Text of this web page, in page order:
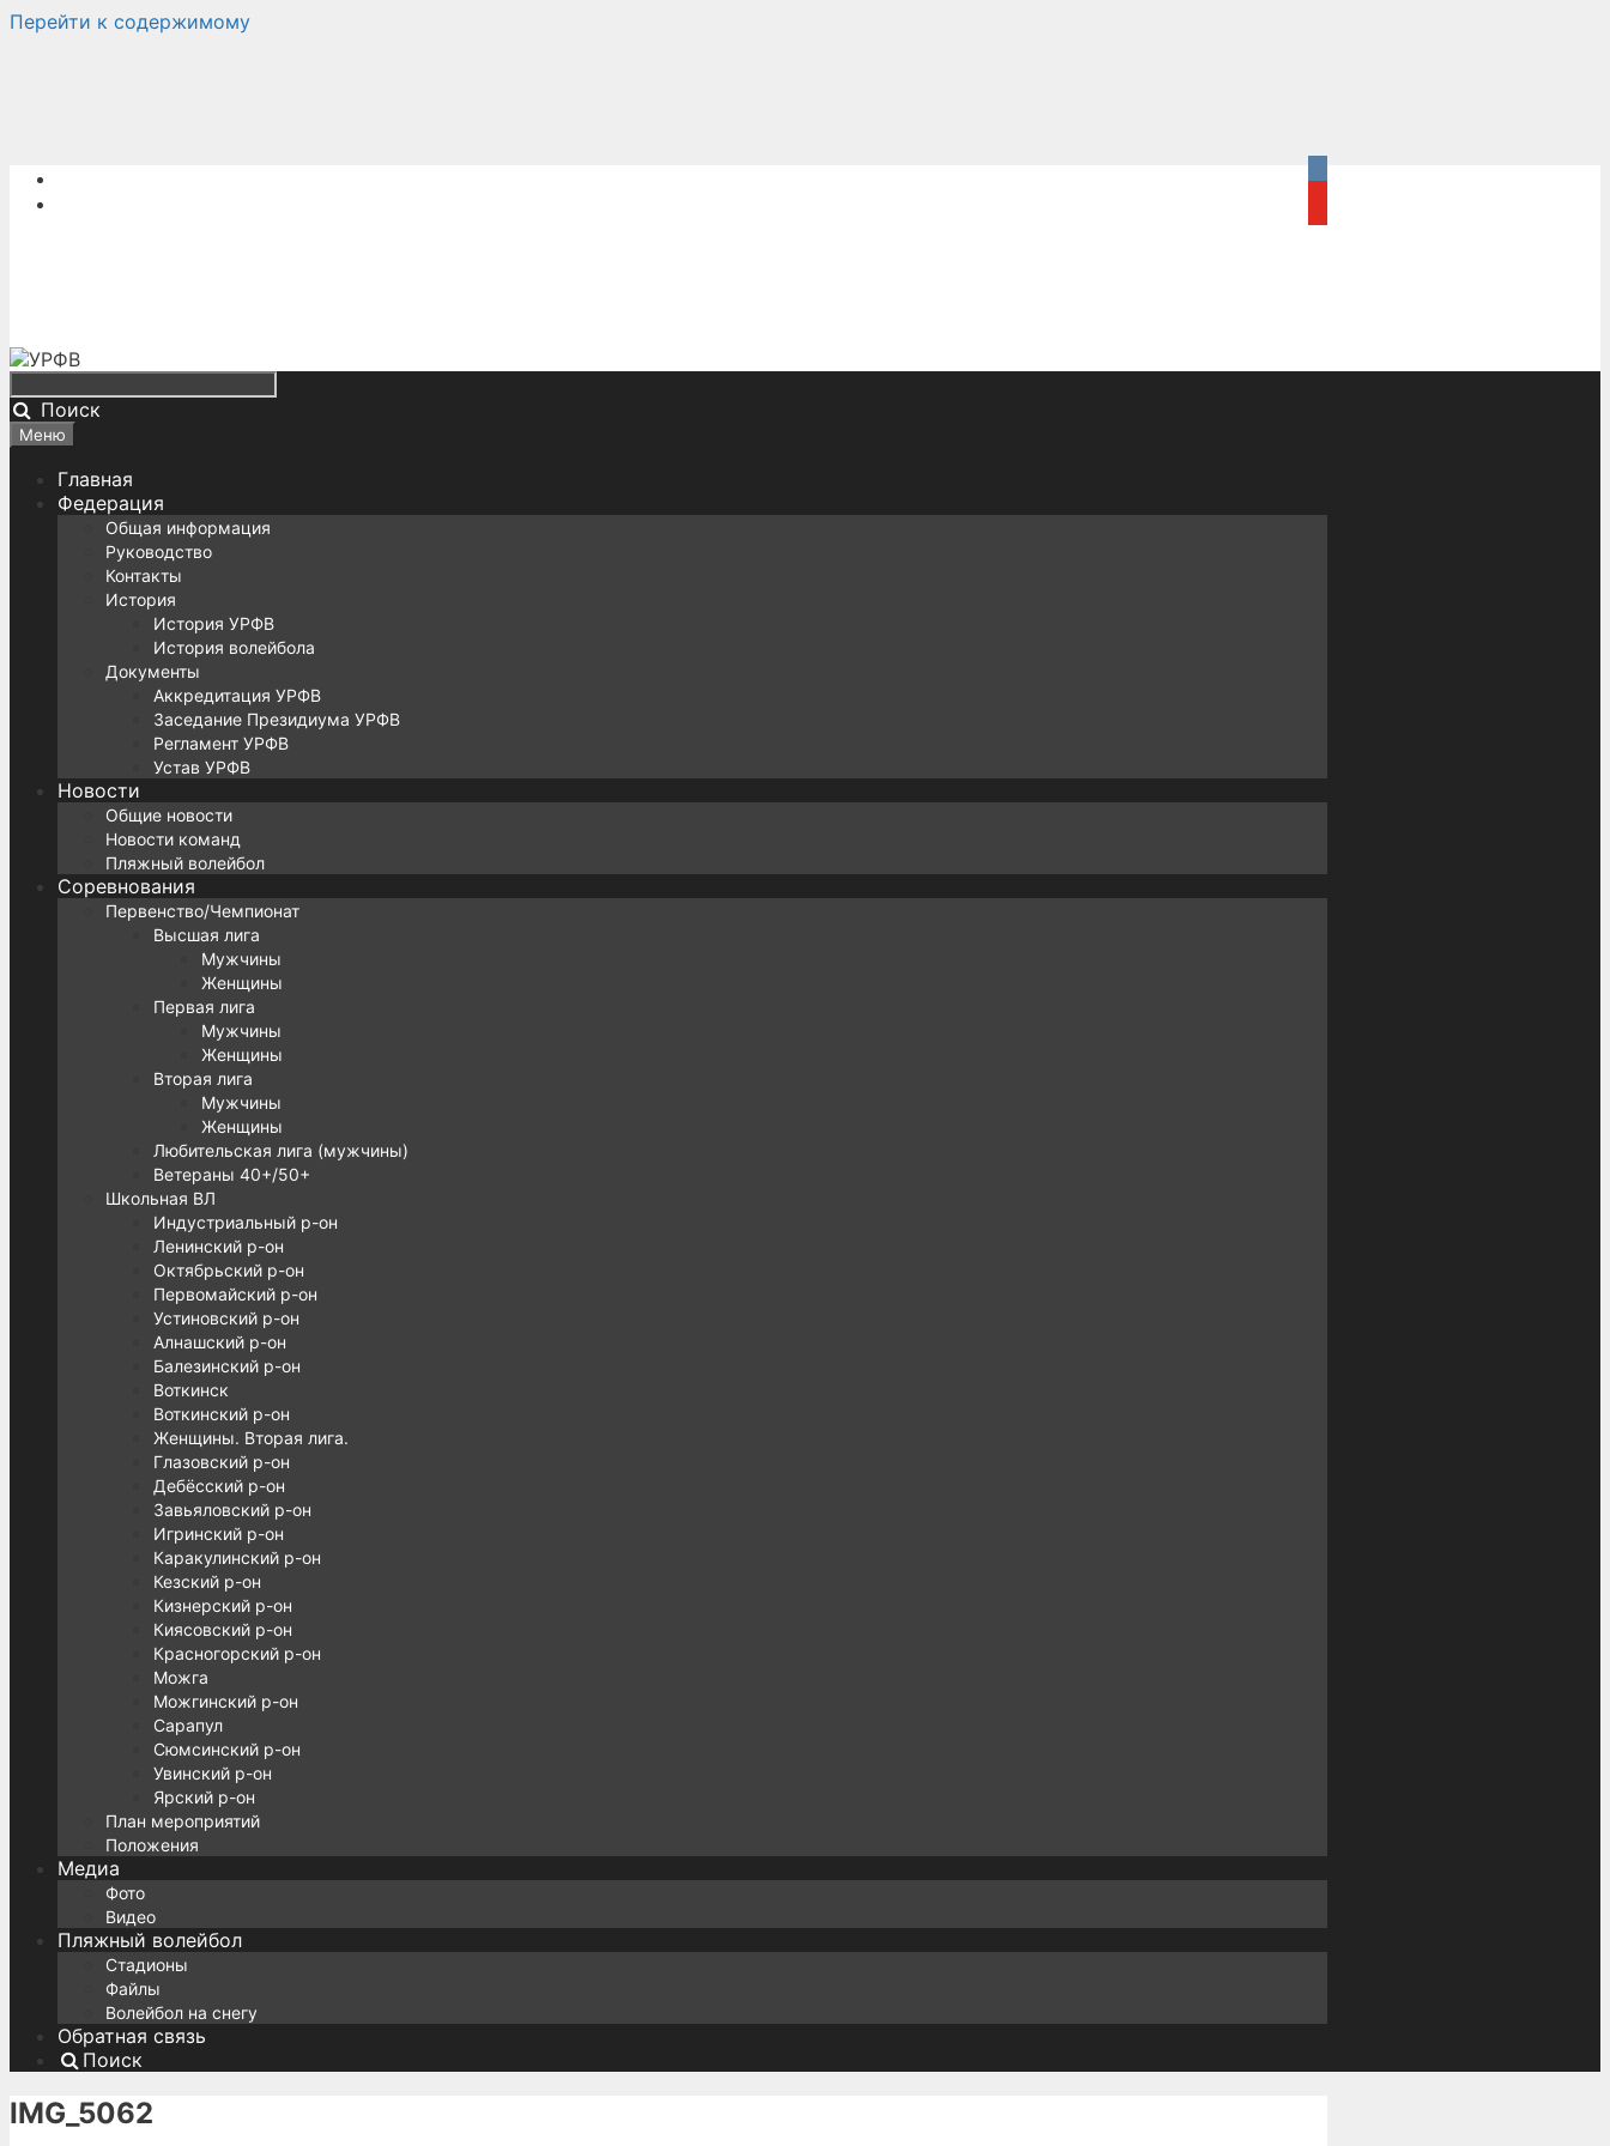
Перейти к содержимому
Поиск
Меню
Главная
Федерация
Общая информация
Руководство
Контакты
История
История УРФВ
История волейбола
Документы
Аккредитация УРФВ
Заседание Президиума УРФВ
Регламент УРФВ
Устав УРФВ
Новости
Общие новости
Новости команд
Пляжный волейбол
Соревнования
Первенство/Чемпионат
Высшая лига
Мужчины
Женщины
Первая лига
Мужчины
Женщины
Вторая лига
Мужчины
Женщины
Любительская лига (мужчины)
Ветераны 40+/50+
Школьная ВЛ
Индустриальный р-он
Ленинский р-он
Октябрьский р-он
Первомайский р-он
Устиновский р-он
Алнашский р-он
Балезинский р-он
Воткинск
Воткинский р-он
Женщины. Вторая лига.
Глазовский р-он
Дебёсский р-он
Завьяловский р-он
Игринский р-он
Каракулинский р-он
Кезский р-он
Кизнерский р-он
Киясовский р-он
Красногорский р-он
Можга
Можгинский р-он
Сарапул
Сюмсинский р-он
Увинский р-он
Ярский р-он
План мероприятий
Положения
Медиа
Фото
Видео
Пляжный волейбол
Стадионы
Файлы
Волейбол на снегу
Обратная связь
Поиск
IMG_5062